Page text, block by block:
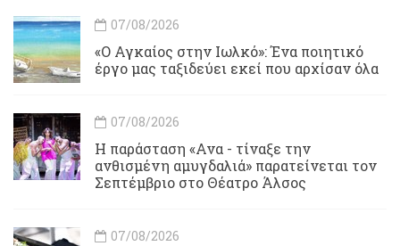
07/08/2026
«Ο Αγκαίος στην Ιωλκό»: Ένα ποιητικό
έργο μας ταξιδεύει εκεί που αρχίσαν όλα
07/08/2026
Η παράσταση «Ανα - τίναξε την
ανθισμένη αμυγδαλιά» παρατείνεται τον
Σεπτέμβριο στο Θέατρο Άλσος
07/08/2026